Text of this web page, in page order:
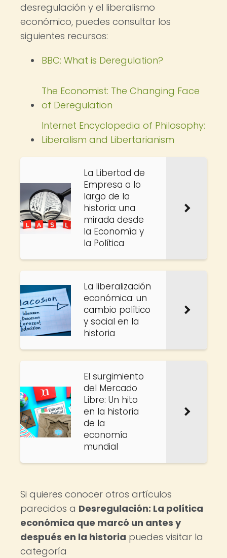
desregulación y el liberalismo
económico, puedes consultar los
siguientes recursos:
BBC: What is Deregulation?
The Economist: The Changing Face
of Deregulation
Internet Encyclopedia of Philosophy:
Liberalism and Libertarianism
La Libertad de
Empresa a lo
largo de la
historia: una
mirada desde
la Economía y
la Política
La liberalización
económica: un
cambio político
y social en la
historia
El surgimiento
del Mercado
Libre: Un hito
en la historia
de la
economía
mundial
Si quieres conocer otros artículos
parecidos a Desregulación: La política
económica que marcó un antes y
después en la historia puedes visitar la
categoría